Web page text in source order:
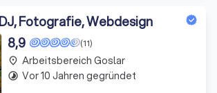
Fotografie, Webdesign
(11)
8,9
place Arbeitsbereich Goslar
timelapse Vor 10 Jahren gegründet